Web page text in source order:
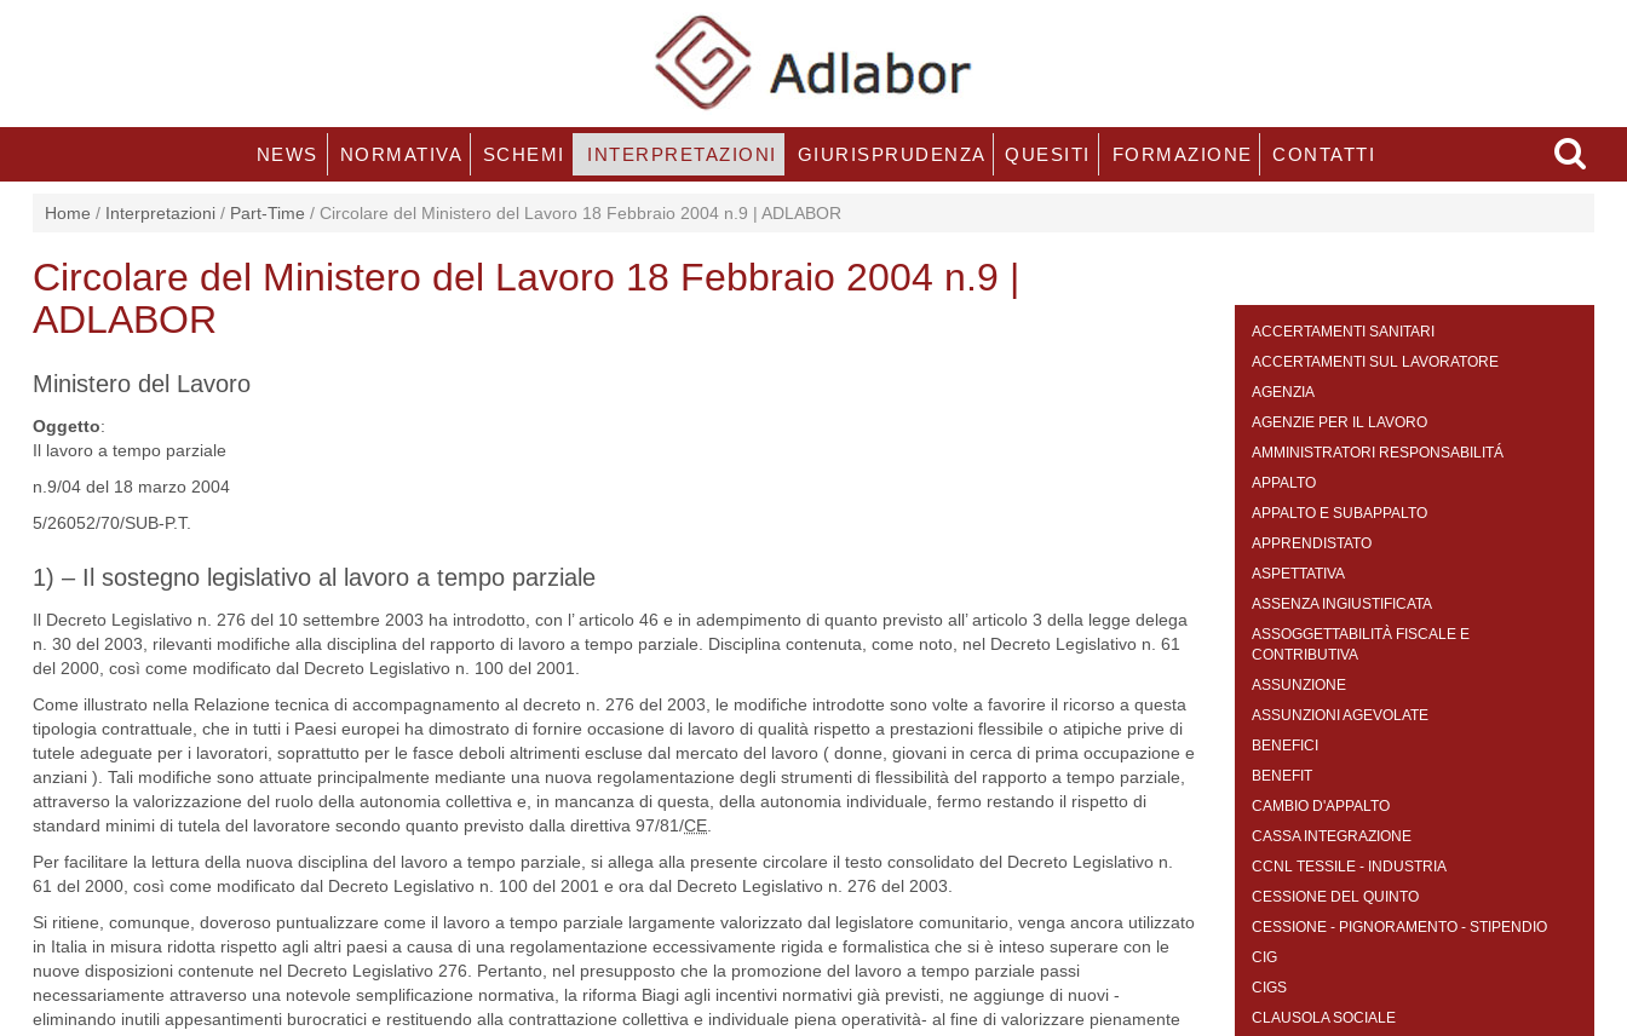
NEWS NORMATIVA SCHEMI INTERPRETAZIONI GIURISPRUDENZA QUESITI FORMAZIONE CONTATTI
Home / Interpretazioni / Part-Time / Circolare del Ministero del Lavoro 18 Febbraio 2004 n.9 | ADLABOR
Circolare del Ministero del Lavoro 18 Febbraio 2004 n.9 |
ADLABOR
Ministero del Lavoro
Oggetto:
Il lavoro a tempo parziale
n.9/04 del 18 marzo 2004
5/26052/70/SUB-P.T.
1) – Il sostegno legislativo al lavoro a tempo parziale
Il Decreto Legislativo n. 276 del 10 settembre 2003 ha introdotto, con l’ articolo 46 e in adempimento di quanto previsto all’ articolo 3 della legge delega
n. 30 del 2003, rilevanti modifiche alla disciplina del rapporto di lavoro a tempo parziale. Disciplina contenuta, come noto, nel Decreto Legislativo n. 61
del 2000, così come modificato dal Decreto Legislativo n. 100 del 2001.
Come illustrato nella Relazione tecnica di accompagnamento al decreto n. 276 del 2003, le modifiche introdotte sono volte a favorire il ricorso a questa
tipologia contrattuale, che in tutti i Paesi europei ha dimostrato di fornire occasione di lavoro di qualità rispetto a prestazioni flessibile o atipiche prive di
tutele adeguate per i lavoratori, soprattutto per le fasce deboli altrimenti escluse dal mercato del lavoro ( donne, giovani in cerca di prima occupazione e
anziani ). Tali modifiche sono attuate principalmente mediante una nuova regolamentazione degli strumenti di flessibilità del rapporto a tempo parziale,
attraverso la valorizzazione del ruolo della autonomia collettiva e, in mancanza di questa, della autonomia individuale, fermo restando il rispetto di
standard minimi di tutela del lavoratore secondo quanto previsto dalla direttiva 97/81/CE
Per facilitare la lettura della nuova disciplina del lavoro a tempo parziale, si allega alla presente circolare il testo consolidato del Decreto Legislativo n.
61 del 2000, così come modificato dal Decreto Legislativo n. 100 del 2001 e ora dal Decreto Legislativo n. 276 del 2003.
Si ritiene, comunque, doveroso puntualizzare come il lavoro a tempo parziale largamente valorizzato dal legislatore comunitario, venga ancora utilizzato
in Italia in misura ridotta rispetto agli altri paesi a causa di una regolamentazione eccessivamente rigida e formalistica che si è inteso superare con le
nuove disposizioni contenute nel Decreto Legislativo 276. Pertanto, nel presupposto che la promozione del lavoro a tempo parziale passi
necessariamente attraverso una notevole semplificazione normativa, la riforma Biagi agli incentivi normativi già previsti, ne aggiunge di nuovi -
eliminando inutili appesantimenti burocratici e restituendo alla contrattazione collettiva e individuale piena operatività- al fine di valorizzare pienamente
ACCERTAMENTI SANITARI
ACCERTAMENTI SUL LAVORATORE
AGENZIA
AGENZIE PER IL LAVORO
AMMINISTRATORI RESPONSABILITÁ
APPALTO
APPALTO E SUBAPPALTO
APPRENDISTATO
ASPETTATIVA
ASSENZA INGIUSTIFICATA
ASSOGGETTABILITÀ FISCALE E
CONTRIBUTIVA
ASSUNZIONE
ASSUNZIONI AGEVOLATE
BENEFICI
BENEFIT
CAMBIO D'APPALTO
CASSA INTEGRAZIONE
CCNL TESSILE - INDUSTRIA
CESSIONE DEL QUINTO
CESSIONE - PIGNORAMENTO - STIPENDIO
CIG
CIGS
CLAUSOLA SOCIALE